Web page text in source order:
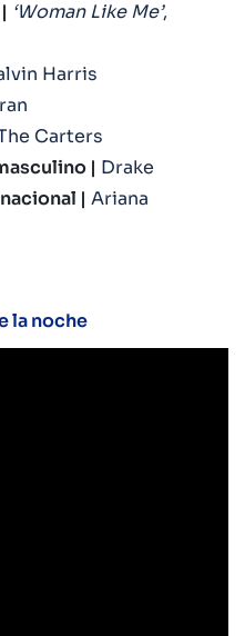
‘Woman Like Me’,
Harris
Carters
| Drake
| Ariana
la noche